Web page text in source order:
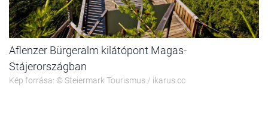
Aflenzer Bürgeralm kilátópont Magas-
Stájerországban
Kép forrása: © Steiermark Tourismus / ikarus.cc